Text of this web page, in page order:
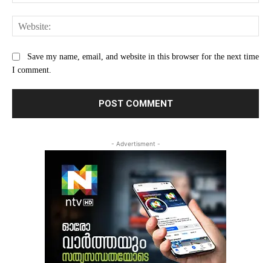
Save my name, email, and website in this browser for the next time
I comment.
- Advertisment -